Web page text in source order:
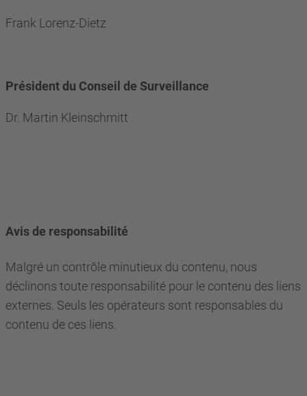
Frank Lorenz-Dietz
Président du Conseil de Surveillance
Dr. Martin Kleinschmitt
Avis de responsabilité
Malgré un contrôle minutieux du contenu, nous
déclinons toute responsabilité pour le contenu des liens
externes. Seuls les opérateurs sont responsables du
contenu de ces liens.